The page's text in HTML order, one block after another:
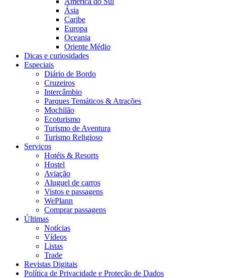
Ásia
Caribe
Europa
Oceania
Oriente Médio
Dicas e curiosidades
Especiais
Diário de Bordo
Cruzeiros
Intercâmbio
Parques Temáticos & Atrações
Mochilão
Ecoturismo
Turismo de Aventura
Turismo Religioso
Serviços
Hotéis & Resorts
Hostel
Aviação
Aluguel de carros
Vistos e passagens
WePlann
Comprar passagens
Últimas
Notícias
Vídeos
Listas
Trade
Revistas Digitais
Política de Privacidade e Proteção de Dados